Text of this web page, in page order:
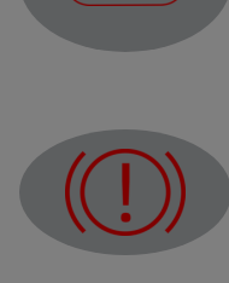
STOP warning light
Brake circuit fault